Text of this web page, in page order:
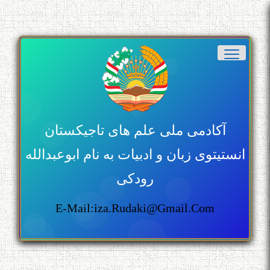
آکادمی ملی علم های تاجیکستان
انستیتوی زبان و ادبیات به نام ابوعبدالله
رودکی
E-Mail:iza.rudaki@gmail.com